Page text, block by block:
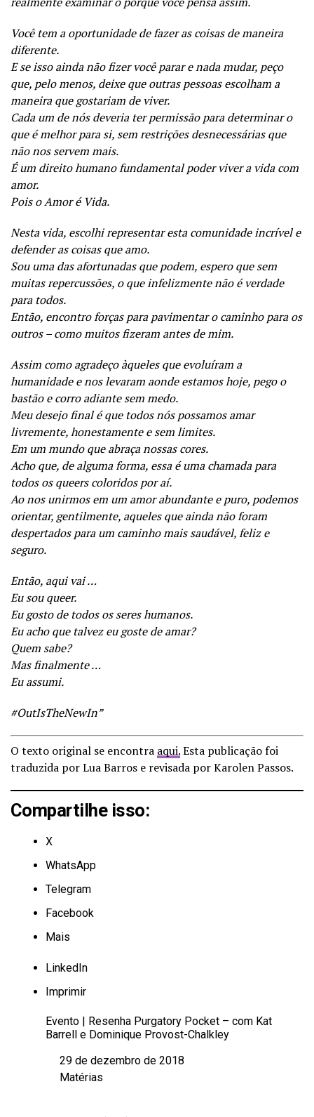
Você tem a oportunidade de fazer as coisas de maneira
diferente.
E se isso ainda não fizer você parar e nada mudar, peço
que, pelo menos, deixe que outras pessoas escolham a
maneira que gostariam de viver.
Cada um de nós deveria ter permissão para determinar o
que é melhor para si, sem restrições desnecessárias que
não nos servem mais.
É um direito humano fundamental poder viver a vida com
amor.
Pois o Amor é Vida.
Nesta vida, escolhi representar esta comunidade incrível e
defender as coisas que amo.
Sou uma das afortunadas que podem, espero que sem
muitas repercussões, o que infelizmente não é verdade
para todos.
Então, encontro forças para pavimentar o caminho para os
outros – como muitos fizeram antes de mim.
Assim como agradeço àqueles que evoluíram a
humanidade e nos levaram aonde estamos hoje, pego o
bastão e corro adiante sem medo.
Meu desejo final é que todos nós possamos amar
livremente, honestamente e sem limites.
Em um mundo que abraça nossas cores.
Acho que, de alguma forma, essa é uma chamada para
todos os queers coloridos por aí.
Ao nos unirmos em um amor abundante e puro, podemos
orientar, gentilmente, aqueles que ainda não foram
despertados para um caminho mais saudável, feliz e
seguro.
Então, aqui vai …
Eu sou queer.
Eu gosto de todos os seres humanos.
Eu acho que talvez eu goste de amar?
Quem sabe?
Mas finalmente …
Eu assumi.
#OutIsTheNewIn”
O texto original se encontra aqui.Esta publicação foi
traduzida por Lua Barros e revisada por Karolen Passos.
Compartilhe isso:
X
WhatsApp
Telegram
Facebook
Mais
LinkedIn
Imprimir
Evento | Resenha Purgatory Pocket – com Kat
Barrell e Dominique Provost-Chalkley
Data
29 de dezembro de 2018
Em relação a
Matérias